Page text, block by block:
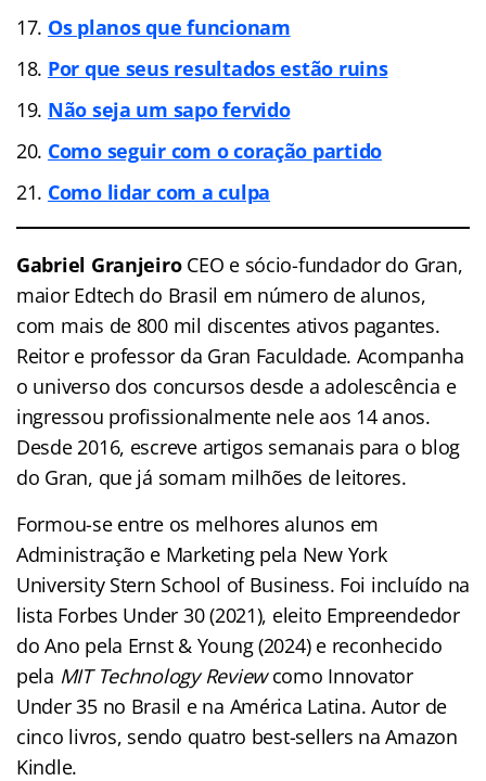
Os planos que funcionam
Por que seus resultados estão ruins
Não seja um sapo fervido
Como seguir com o coração partido
Como lidar com a culpa
Gabriel GranjeiroCEO e sócio-fundador do Gran,
maior Edtech do Brasil em número de alunos,
com mais de 800 mil discentes ativos pagantes.
Reitor e professor da Gran Faculdade. Acompanha
o universo dos concursos desde a adolescência e
ingressou profissionalmente nele aos 14 anos.
Desde 2016, escreve artigos semanais para o blog
do Gran, que já somam milhões de leitores.
Formou-se entre os melhores alunos em
Administração e Marketing pela New York
University Stern School of Business. Foi incluído na
lista Forbes Under 30 (2021), eleito Empreendedor
do Ano pela Ernst & Young (2024) e reconhecido
pela MIT Technology Reviewcomo Innovator
Under 35 no Brasil e na América Latina. Autor de
cinco livros, sendo quatro best-sellers na Amazon
Kindle.